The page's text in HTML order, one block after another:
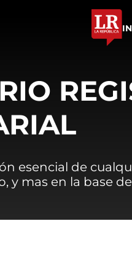
esencial de
y mas en la base